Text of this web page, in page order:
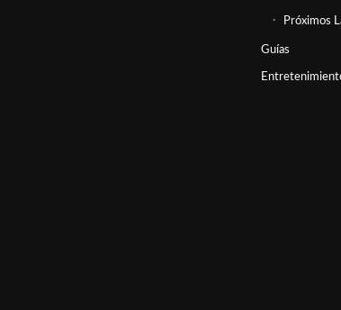
Próximos
Guías